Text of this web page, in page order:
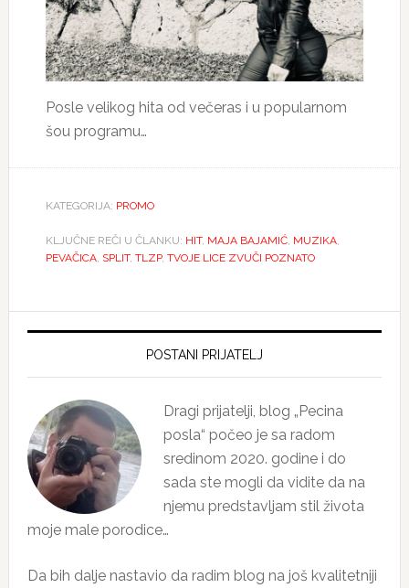
Posle velikog hita od večeras i u popularnom
šou programu…
KATEGORIJA: PROMO
KLJUČNE REČI U ČLANKU: HIT, MAJA BAJAMIĆ, MUZIKA,
PEVAČICA, SPLIT, TLZP, TVOJE LICE ZVUČI POZNATO
Primary
POSTANI PRIJATELJ
Dragi prijatelji, blog „Pecina
posla“ počeo je sa radom
sredinom 2020. godine i do
sada ste mogli da vidite da na
njemu predstavljam stil života
moje male porodice…
Da bih dalje nastavio da radim blog na još kvalitetniji